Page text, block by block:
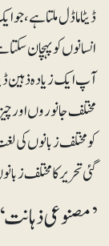
ڈیٹا ماڈل ملتا ہے،
انسانوں کو پہچان
آپ ایک زیادہ ذہین
مختلف جانوروں اور
کو مختلف زبانوں کی
گئی تحریر کا مختلف
’مصنوعی